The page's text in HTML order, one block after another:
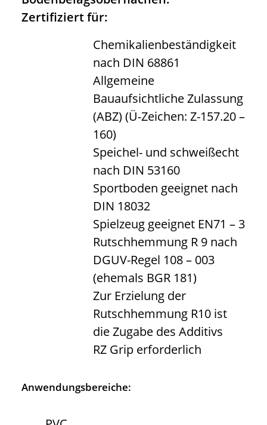
Zertifiziert für:
Chemikalienbeständigkeit
nach DIN 68861
Allgemeine
Bauaufsichtliche Zulassung
(ABZ) (Ü-Zeichen: Z-157.20 –
160)
Speichel- und schweißecht
nach DIN 53160
Sportboden geeignet nach
DIN 18032
Spielzeug geeignet EN71 – 3
Rutschhemmung R 9 nach
DGUV-Regel 108 – 003
(ehemals BGR 181)
Zur Erzielung der
Rutschhemmung R10 ist
die Zugabe des Additivs
RZ Grip erforderlich
Anwendungsbereiche: